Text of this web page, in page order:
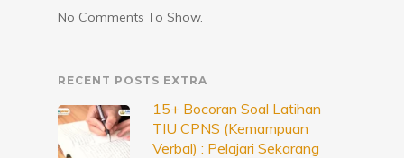
No Comments To Show.
RECENT POSTS EXTRA
15+ Bocoran Soal Latihan
TIU CPNS (Kemampuan
Verbal) : Pelajari Sekarang